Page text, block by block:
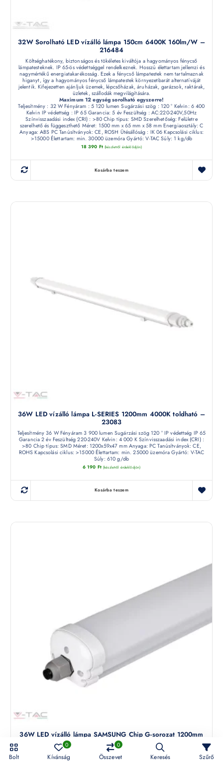
32W Sorolható LED vízálló lámpa 150cm 6400K 160lm/W –
216484
Költséghatékony, biztonságos és tökéletes kiváltója a hagyományos fénycső
lámpatesteknek. IP 65-ös védettséggel rendelkeznek. Hosszú élettartam jellemzi és
nagymértékű energiatakarékosság. Ezek a fénycső lámpatestek nem tartalmaznak
higanyt, így a hagyományos fénycső lámpatestek környezetbarát alternatíváját
jelentik. Kifejezetten ajánljuk üzemek, lépcsőházak, áruházak, garázsok, raktárak,
üzletek, szállodák megvilágítására.
Maximum 12 egység sorolható egyszerre!
Teljesítmény : 32 W Fényáram : 5 120 lumen Sugárzási szög : 120 ° Kelvin: 6 400
Kelvin IP védettség : IP 65 Garancia: 5 év Feszültség : AC:220-240V,50Hz
Színvisszaadási index (CRI) : >80 Chip típus: SMD Szerelhetőség: Felületre
szerelhető és függeszthető Méret: 1500 mm x 65 mm x 58 mm Energiaosztály: C
Anyaga: ABS PC Tanúsítványok: CE, ROSH Ütésállóság : IK 06 Kapcsolási ciklus:
>15000 Élettartam: min. 30000 üzemóra Gyártó: V-TAC Súly: 1 kg/db
18 390 Ft (készletről érdeklődjön)
Kosárba teszem
36W LED vízálló lámpa L-SERIES 1200mm 4000K toldható –
23083
Teljesítmény 36 W Fényáram 3 900 lumen Sugárzási szög 120 ° IP védettség IP 65
Garancia 2 év Feszültség 220-240V Kelvin: 4 000 K Színvisszaadási index (CRI) :
>80 Chip típus: SMD Méret: 1200x59x47 mm Anyaga: PC Tanúsítványok: CE,
ROHS Kapcsolási ciklus: >15000 Élettartam: min. 25000 üzemóra Gyártó: V-TAC
Súly: 610 g/db
6 190 Ft (készletről érdeklődjön)
Kosárba teszem
36W LED vízálló lámpa SAMSUNG Chip G-sorozat 1200mm
4000K – 2162851
Teljesítmény 36 W Fényáram 4 320 lumen Sugárzási szög 120 ° IP védettség IP 65
Garancia 3 év Feszültség AC:220-240V Kelvin: 4 000 K Működési hőmérséklet:
Bolt
0
Kívánság
0
Összevet Keresés Szűrő